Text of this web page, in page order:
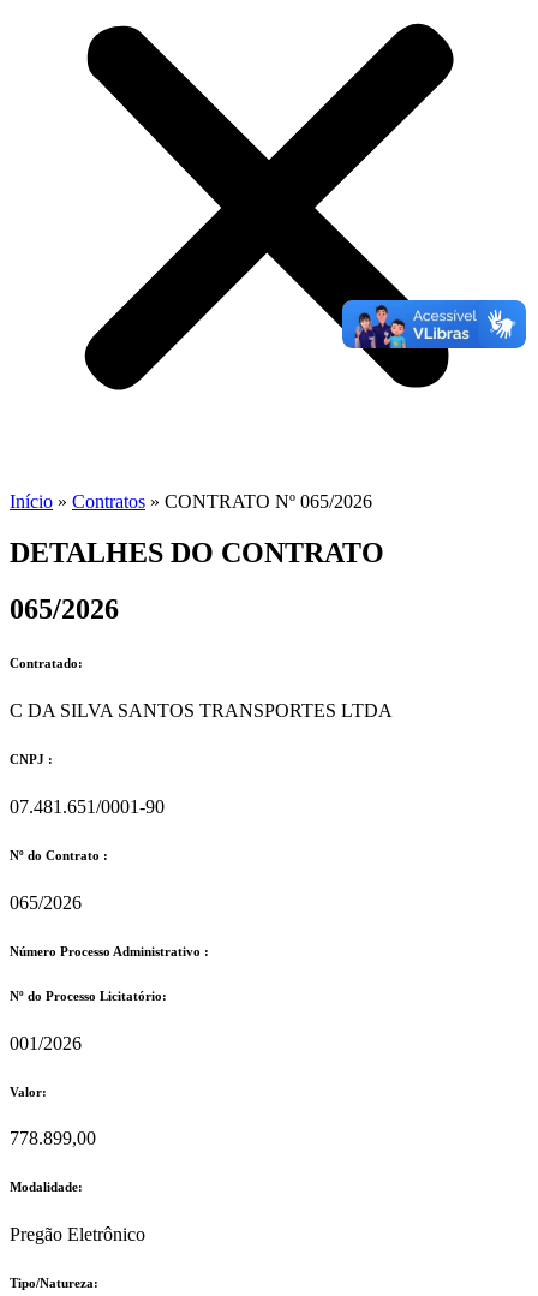
Início » Contratos » CONTRATO Nº 065/2026
DETALHES DO CONTRATO​
065/2026
Contratado:
C DA SILVA SANTOS TRANSPORTES LTDA
CNPJ :
07.481.651/0001-90
Nº do Contrato :
065/2026
Número Processo Administrativo :
Nº do Processo Licitatório:
001/2026
Valor:
778.899,00
Modalidade:
Pregão Eletrônico
Tipo/Natureza: